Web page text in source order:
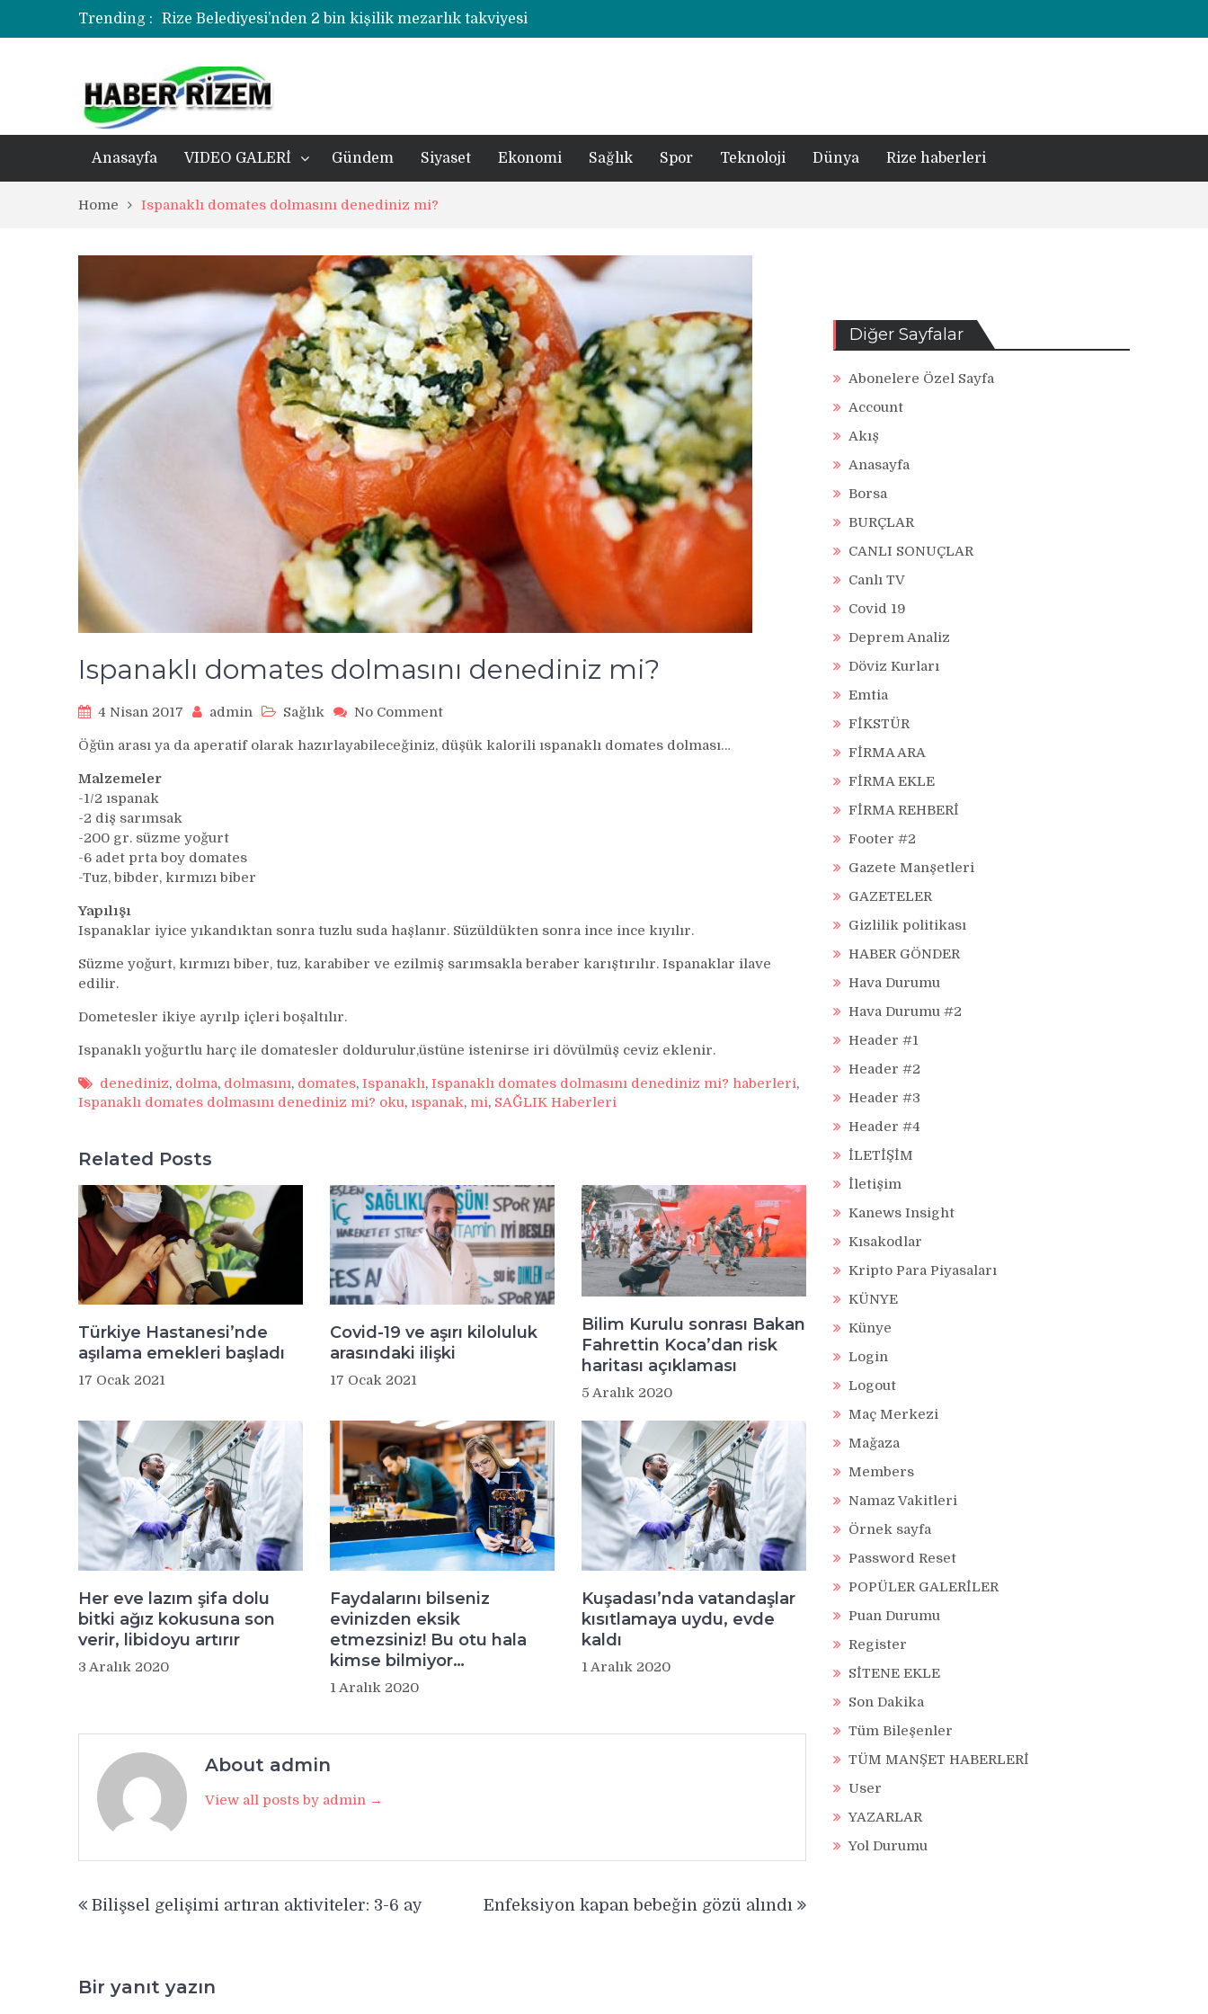
Trending :
Rize Belediyesi’nden 2 bin kişilik mezarlık takviyesi
Rize’de otizmli öğrencilerin eğitim gördüğü ahşap hobi atölyesine çarpan araç hasara neden oldu
Üzerine kale direği düşen minik futbolcu yiğit böyle uğurlandı
Rize’de uyuşturucu operasyonunda 1 şüpheli tutuklandı
Anasayfa VIDEO GALERİ Gündem Siyaset Ekonomi Sağlık Spor Teknoloji Dünya Rize haberleri
Home Ispanaklı domates dolmasını denediniz mi?
Ispanaklı domates dolmasını denediniz mi?
4 Nisan 2017 admin Sağlık No Commenton
domates
Öğün arası ya da aperatif olarak hazırlayabileceğiniz, düşük kalorili ıspanaklı domates dolması…
Malzemeler
-1/2 ıspanak
-2 diş sarımsak
-200 gr. süzme yoğurt
-6 adet prta boy domates
-Tuz, bibder, kırmızı biber
Yapılışı
Ispanaklar iyice yıkandıktan sonra tuzlu suda haşlanır. Süzüldükten sonra ince ince kıyılır.
Süzme yoğurt, kırmızı biber, tuz, karabiber ve ezilmiş sarımsakla beraber karıştırılır. Ispanaklar ilave
edilir.
Dometesler ikiye ayrılp içleri boşaltılır.
Ispanaklı yoğurtlu harç ile domatesler doldurulur,üstüne istenirse iri dövülmüş ceviz eklenir.
denediniz, dolma, dolmasını, domates, Ispanaklı, Ispanaklı domates dolmasını denediniz mi? haberleri,
Ispanaklı domates dolmasını denediniz mi? oku, ıspanak, mi, SAĞLIK Haberleri
Related Posts
Türkiye Hastanesi’nde
aşılama emekleri başladı
17 Ocak 2021
Covid-19 ve aşırı kiloluluk
arasındaki ilişki
17 Ocak 2021
Bilim Kurulu sonrası Bakan
Fahrettin Koca’dan risk
haritası açıklaması
5 Aralık 2020
Her eve lazım şifa dolu
bitki ağız kokusuna son
verir, libidoyu artırır
3 Aralık 2020
Faydalarını bilseniz
evinizden eksik
etmezsiniz! Bu otu hala
kimse bilmiyor…
1 Aralık 2020
Kuşadası’nda vatandaşlar
kısıtlamaya uydu, evde
kaldı
1 Aralık 2020
About admin
View all posts by admin →
gezinmesi
Bilişsel gelişimi artıran aktiviteler: 3-6 ay Enfeksiyon kapan bebeğin gözü alındı
Bir yanıt yazın
Diğer Sayfalar
Abonelere Özel Sayfa
Account
Akış
Anasayfa
Borsa
BURÇLAR
CANLI SONUÇLAR
Canlı TV
Covid 19
Deprem Analiz
Döviz Kurları
Emtia
FİKSTÜR
FİRMA ARA
FİRMA EKLE
FİRMA REHBERİ
Footer #2
Gazete Manşetleri
GAZETELER
Gizlilik politikası
HABER GÖNDER
Hava Durumu
Hava Durumu #2
Header #1
Header #2
Header #3
Header #4
İLETİŞİM
İletişim
Kanews Insight
Kısakodlar
Kripto Para Piyasaları
KÜNYE
Künye
Login
Logout
Maç Merkezi
Mağaza
Members
Namaz Vakitleri
Örnek sayfa
Password Reset
POPÜLER GALERİLER
Puan Durumu
Register
SİTENE EKLE
Son Dakika
Tüm Bileşenler
TÜM MANŞET HABERLERİ
User
YAZARLAR
Yol Durumu